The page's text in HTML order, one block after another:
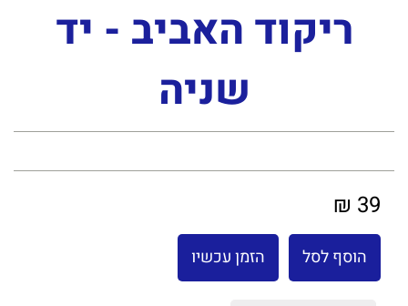
ריקוד האביב - יד
שניה
39 ₪
הוסף לסל הזמן עכשיו